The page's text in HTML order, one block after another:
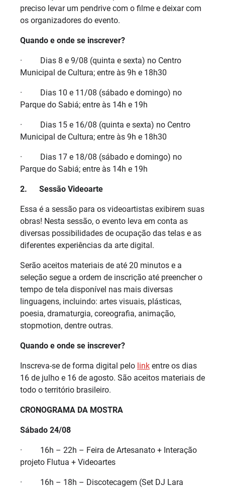
preciso levar um pendrive com o filme e deixar com
os organizadores do evento.
Quando e onde se inscrever?
· Dias 8 e 9/08 (quinta e sexta) no Centro
Municipal de Cultura; entre às 9h e 18h30
· Dias 10 e 11/08 (sábado e domingo) no
Parque do Sabiá; entre às 14h e 19h
· Dias 15 e 16/08 (quinta e sexta) no Centro
Municipal de Cultura; entre às 9h e 18h30
· Dias 17 e 18/08 (sábado e domingo) no
Parque do Sabiá; entre às 14h e 19h
2. Sessão Videoarte
Essa é a sessão para os videoartistas exibirem suas
obras! Nesta sessão, o evento leva em conta as
diversas possibilidades de ocupação das telas e as
diferentes experiências da arte digital.
Serão aceitos materiais de até 20 minutos e a
seleção segue a ordem de inscrição até preencher o
tempo de tela disponível nas mais diversas
linguagens, incluindo: artes visuais, plásticas,
poesia, dramaturgia, coreografia, animação,
stopmotion, dentre outras.
Quando e onde se inscrever?
Inscreva-se de forma digital pelo link entre os dias
16 de julho e 16 de agosto. São aceitos materiais de
todo o território brasileiro.
CRONOGRAMA DA MOSTRA
Sábado 24/08
· 16h – 22h – Feira de Artesanato + Interação
projeto Flutua + Videoartes
· 16h – 18h – Discotecagem (Set DJ Lara